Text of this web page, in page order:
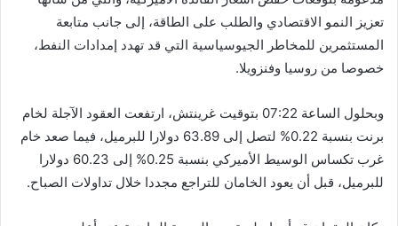
تعزيز النمو الاقتصادي والطلب على الطاقة، إلى جانب متابعة
المستثمرين للمخاطر الجيوسياسية التي قد تهدد إمدادات النفط،
خصوصا من روسيا وفنزويلا.
وبحلول الساعة 07:22 بتوقيت غرينتش، ارتفعت العقود الآجلة لخام
برنت بنسبة 0.22% لتصل إلى 63.89 دولارا للبرميل، فيما صعد خام
غرب تكساس الوسيط الأميركي بنسبة 0.25% إلى 60.23 دولارا
للبرميل، قبل أن يعود الخامان للتراجع مجددا خلال تداولات الصباح.